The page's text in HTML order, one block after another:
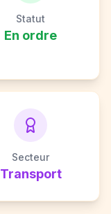
Statut
En ordre
Secteur
Transport